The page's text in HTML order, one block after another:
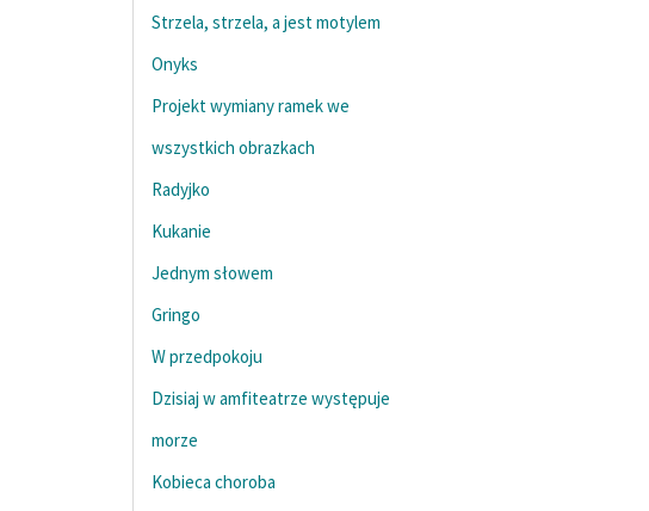
Strzela, strzela, a jest motylem
Onyks
Projekt wymiany ramek we
wszystkich obrazkach
Radyjko
Kukanie
Jednym słowem
Gringo
W przedpokoju
Dzisiaj w amfiteatrze występuje
morze
Kobieca choroba